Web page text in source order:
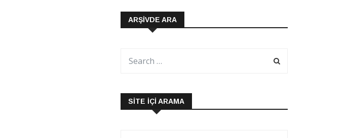
ARŞIVDE ARA
SITE İÇI ARAMA